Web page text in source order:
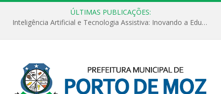
ÚLTIMAS PUBLICAÇÕES:
Inteligência Artificial e Tecnologia Assistiva: Inovando a Educação Especial e Inclusiva